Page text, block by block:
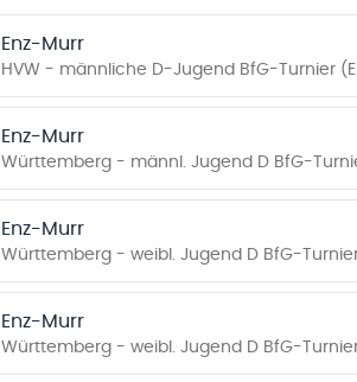
Enz-Murr
HVW - männliche D-Jugend BfG-Turnier
Enz-Murr
Württemberg - männl. Jugend D BfG-
Enz-Murr
Württemberg - weibl. Jugend D BfG-
Enz-Murr
Württemberg - weibl. Jugend D BfG-Turnier